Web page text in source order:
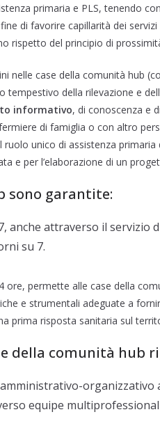
primaria e PLS, tenendo
di favorire capillarità dei
rispetto del principio di
nelle case della comunità hub
tempestivo della rilevazione e
informativo, di conoscenza e
di famiglia o con altro
unico di assistenza
e per l’elaborazione di un
sono garantite:
anche attraverso il servizio
su 7.
ore, permette alle case della
e strumentali adeguate a
prima risposta sanitaria sul
della comunità hub
organizzativo
equipe